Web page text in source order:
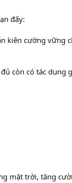
đấy:
kiên cường vững
còn có tác dụng
mặt trời, tăng